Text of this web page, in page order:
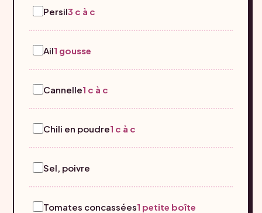
Persil3 c à c
Ail1 gousse
Cannelle1 c à c
Chili en poudre1 c à c
Sel, poivre
Tomates concassées1 petite boîte